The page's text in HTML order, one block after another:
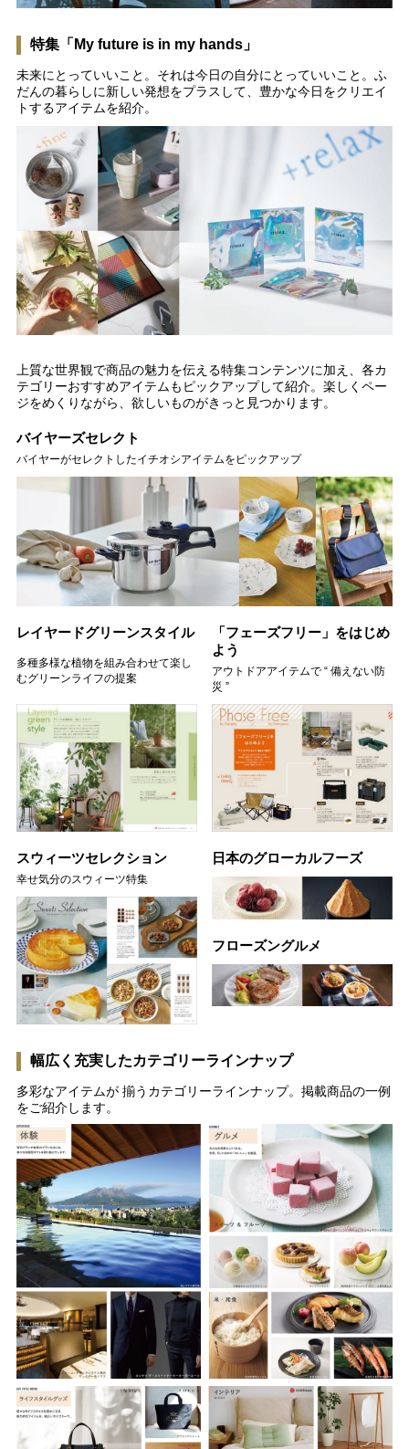
特集「My future is in my hands」
未来にとっていいこと。それは今日の自分にとっていいこと。ふ
だんの暮らしに新しい発想をプラスして、豊かな今日をクリエイ
トするアイテムを紹介。
上質な世界観で商品の魅力を伝える特集コンテンツに加え、各カ
テゴリーおすすめアイテムもピックアップして紹介。楽しくペー
ジをめくりながら、欲しいものがきっと見つかります。
バイヤーズセレクト
バイヤーがセレクトしたイチオシアイテムをピックアップ
レイヤードグリーンスタイル
多種多様な植物を組み合わせて楽し
むグリーンライフの提案
「フェーズフリー」をはじめ
よう
アウトドアアイテムで “ 備えない防
災 ”
スウィーツセレクション
幸せ気分のスウィーツ特集
日本のグローカルフーズ
フローズングルメ
幅広く充実したカテゴリーラインナップ
多彩なアイテムが 揃うカテゴリーラインナップ。掲載商品の一例
をご紹介します。